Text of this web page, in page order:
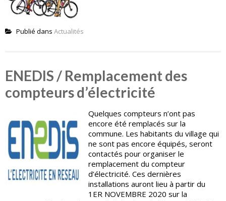
Publié dans Actualités
ENEDIS / Remplacement des
compteurs d’électricité
Quelques compteurs n’ont pas
encore été remplacés sur la
commune. Les habitants du village qui
ne sont pas encore équipés, seront
contactés pour organiser le
remplacement du compteur
d’électricité. Ces dernières
installations auront lieu à partir du
1ER NOVEMBRE 2020 sur la